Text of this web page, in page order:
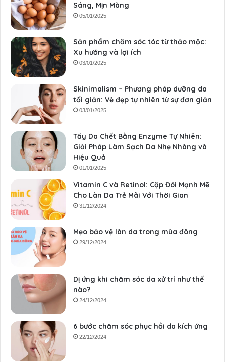
Sáng, Mịn Màng
05/01/2025
Sản phẩm chăm sóc tóc từ thảo mộc:
Xu hướng và lợi ích
03/01/2025
Skinimalism – Phương pháp dưỡng da
tối giản: Vẻ đẹp tự nhiên từ sự đơn giản
03/01/2025
Tẩy Da Chết Bằng Enzyme Tự Nhiên:
Giải Pháp Làm Sạch Da Nhẹ Nhàng và
Hiệu Quả
01/01/2025
Vitamin C và Retinol: Cặp Đôi Mạnh Mẽ
Cho Làn Da Trẻ Mãi Với Thời Gian
31/12/2024
Mẹo bảo vệ làn da trong mùa đông
29/12/2024
Dị ứng khi chăm sóc da xử trí như thế
nào?
24/12/2024
6 bước chăm sóc phục hồi da kích ứng
22/12/2024